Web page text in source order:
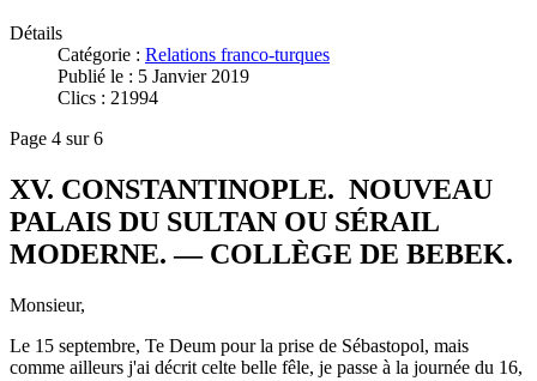
Détails
Catégorie : Relations franco-turques
Publié le : 5 Janvier 2019
Clics : 21994
Page 4 sur 6
XV. CONSTANTINOPLE. NOUVEAU
PALAIS DU SULTAN OU SÉRAIL
MODERNE. — COLLÈGE DE BEBEK.
Monsieur,
Le 15 septembre, Te Deum pour la prise de Sébastopol, mais
comme ailleurs j'ai décrit celte belle fêle, je passe à la journée du 16,